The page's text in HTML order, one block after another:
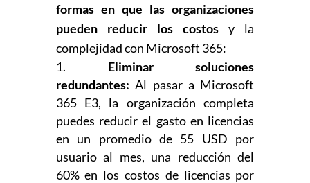
formas en que las organizaciones
pueden reducir los costos
y la
complejidad con Microsoft 365:
Eliminar soluciones
redundantes: Al pasar a Microsoft
365 E3, la organización completa
puedes reducir el gasto en licencias
en un promedio de 55 USD por
usuario al mes, una reducción del
60% en los costos de licencias por